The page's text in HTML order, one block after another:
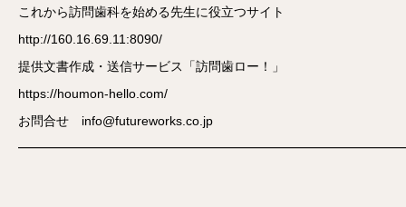
これから訪問歯科を始める先生に役立つサイト
http://160.16.69.11:8090/
提供文書作成・送信サービス「訪問歯ロー！」
https://houmon-hello.com/
お問合せ info@futureworks.co.jp